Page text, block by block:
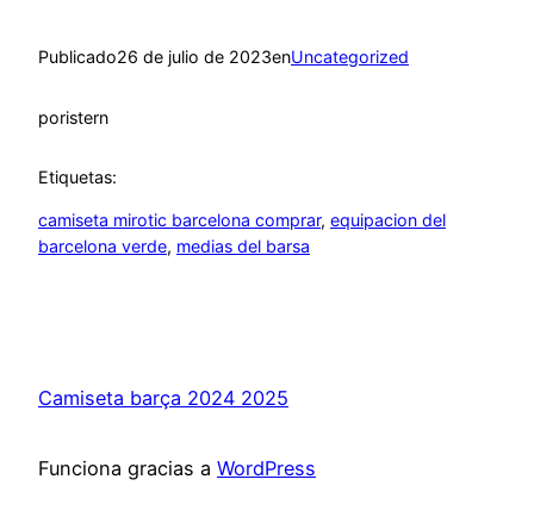
Publicado26 de julio de 2023enUncategorized
poristern
Etiquetas:
camiseta mirotic barcelona comprar, equipacion del
barcelona verde, medias del barsa
Camiseta barça 2024 2025
Funciona gracias a WordPress